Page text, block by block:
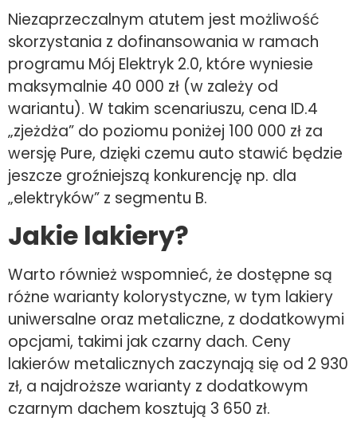
Niezaprzeczalnym atutem jest możliwość
skorzystania z dofinansowania w ramach
programu Mój Elektryk 2.0, które wyniesie
maksymalnie 40 000 zł (w zależy od
wariantu). W takim scenariuszu, cena ID.4
„zjeżdża” do poziomu poniżej 100 000 zł za
wersję Pure, dzięki czemu auto stawić będzie
jeszcze groźniejszą konkurencję np. dla
„elektryków” z segmentu B.
Jakie lakiery?
Warto również wspomnieć, że dostępne są
różne warianty kolorystyczne, w tym lakiery
uniwersalne oraz metaliczne, z dodatkowymi
opcjami, takimi jak czarny dach. Ceny
lakierów metalicznych zaczynają się od 2 930
zł, a najdroższe warianty z dodatkowym
czarnym dachem kosztują 3 650 zł.